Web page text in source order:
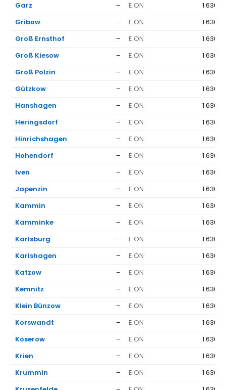
Garz
– E.ON
1.636 €
Gribow
– E.ON
1.636 €
Groß Ernsthof
– E.ON
1.636 €
Groß Kiesow
– E.ON
1.636 €
Groß Polzin
– E.ON
1.636 €
Gützkow
– E.ON
1.636 €
Hanshagen
– E.ON
1.636 €
Heringsdorf
– E.ON
1.636 €
Hinrichshagen
– E.ON
1.636 €
Hohendorf
– E.ON
1.636 €
Iven
– E.ON
1.636 €
Japenzin
– E.ON
1.636 €
Kammin
– E.ON
1.636 €
Kamminke
– E.ON
1.636 €
Karlsburg
– E.ON
1.636 €
Karlshagen
– E.ON
1.636 €
Katzow
– E.ON
1.636 €
Kemnitz
– E.ON
1.636 €
Klein Bünzow
– E.ON
1.636 €
Korswandt
– E.ON
1.636 €
Koserow
– E.ON
1.636 €
Krien
– E.ON
1.636 €
Krummin
– E.ON
1.636 €